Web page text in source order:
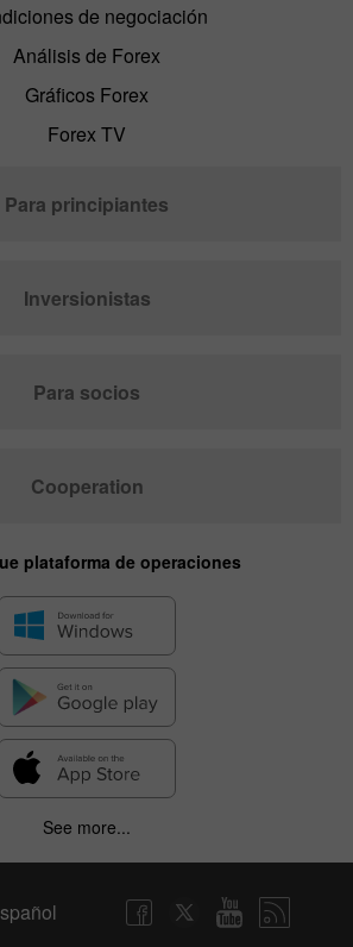
de negociación
Análisis de Forex
Gráficos Forex
Forex TV
Para principiantes
Inversionistas
Para socios
Cooperation
plataforma de operaciones
See more...